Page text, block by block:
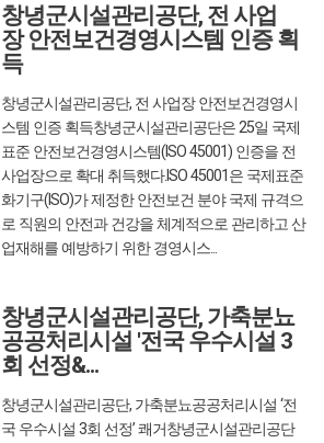
362
창녕군시설관리공단, 전 사업
장 안전보건경영시스템 인증 획
득
창녕군시설관리공단, 전 사업장 안전보건경영시
스템 인증 획득창녕군시설관리공단은 25일 국제
표준 안전보건경영시스템(ISO 45001) 인증을 전
사업장으로 확대 취득했다.ISO 45001은 국제표준
화기구(ISO)가 제정한 안전보건 분야 국제 규격으
로 직원의 안전과 건강을 체계적으로 관리하고 산
업재해를 예방하기 위한 경영시스...
432
창녕군시설관리공단, 가축분뇨
공공처리시설 '전국 우수시설 3
회 선정&...
창녕군시설관리공단, 가축분뇨공공처리시설 ‘전
국 우수시설 3회 선정’ 쾌거창녕군시설관리공단